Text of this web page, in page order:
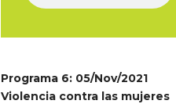
Programa 6: 05/Nov/2021
Violencia contra las mujeres